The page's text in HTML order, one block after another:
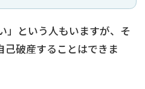
」という人もいますが、そ
己破産することはできま